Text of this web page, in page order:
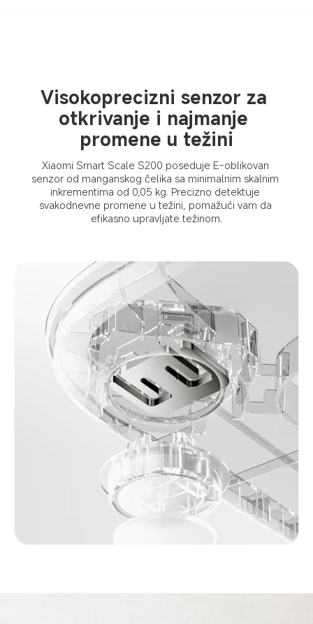
Visokoprecizni senzor za
otkrivanje i najmanje
promene u težini
Xiaomi Smart Scale S200 poseduje E-oblikovan
senzor od manganskog čelika sa minimalnim skalnim
inkrementima od 0,05 kg. Precizno detektuje
svakodnevne promene u težini, pomažući vam da
efikasno upravljate težinom.